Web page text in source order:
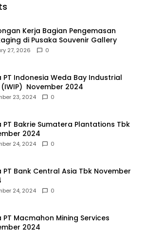
Kerja Bagian Pengemasan
di Pusaka Souvenir Gallery
27, 2026 0
PT Indonesia Weda Bay Industrial
(IWIP) November 2024
23, 2024 0
PT Bakrie Sumatera Plantations Tbk
2024
24, 2024 0
PT Bank Central Asia Tbk November
24, 2024 0
PT Macmahon Mining Services
2024